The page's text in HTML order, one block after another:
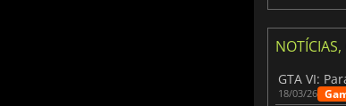
18/03/26